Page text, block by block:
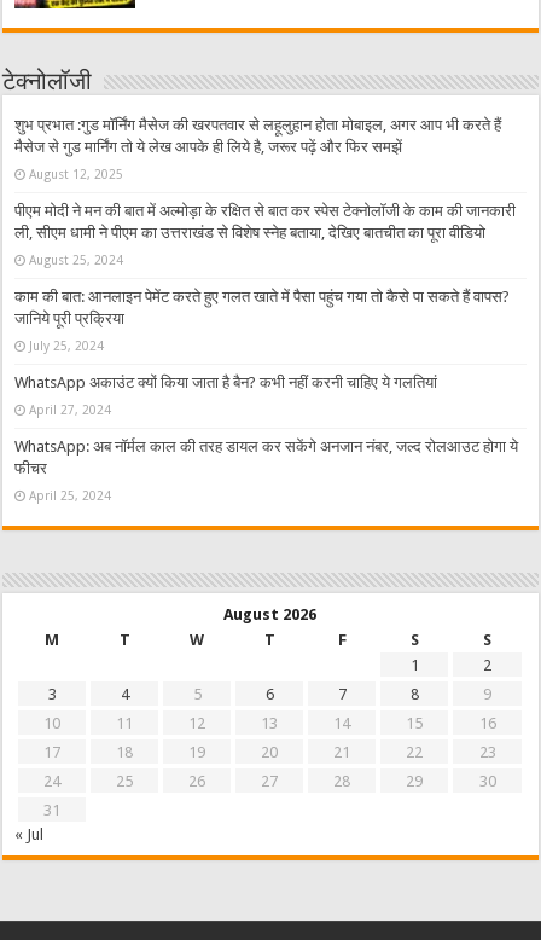
टेक्नोलॉजी
शुभ प्रभात :गुड मॉर्निंग मैसेज की खरपतवार से लहूलुहान होता मोबाइल, अगर आप भी करते हैं
मैसेज से गुड मार्निंग तो ये लेख आपके ही लिये है, जरूर पढ़ें और फिर समझें
August 12, 2025
पीएम मोदी ने मन की बात में अल्मोड़ा के रक्षित से बात कर स्पेस टेक्नोलॉजी के काम की जानकारी
ली, सीएम धामी ने पीएम का उत्तराखंड से विशेष स्नेह बताया, देखिए बातचीत का पूरा वीडियो
August 25, 2024
काम की बात: आनलाइन पेमेंट करते हुए गलत खाते में पैसा पहुंच गया तो कैसे पा सकते हैं वापस?
जानिये पूरी प्रक्रिया
July 25, 2024
WhatsApp अकाउंट क्यों किया जाता है बैन? कभी नहीं करनी चाहिए ये गलतियां
April 27, 2024
WhatsApp: अब नॉर्मल काल की तरह डायल कर सकेंगे अनजान नंबर, जल्द रोलआउट होगा ये
फीचर
April 25, 2024
August 2026
M
T W T F S
S
1
2
3
4 5 6 7 8
9
10
11 12 13 14 15
16
17
18 19 20 21 22
23
24
25 26 27 28 29
30
31
« Jul